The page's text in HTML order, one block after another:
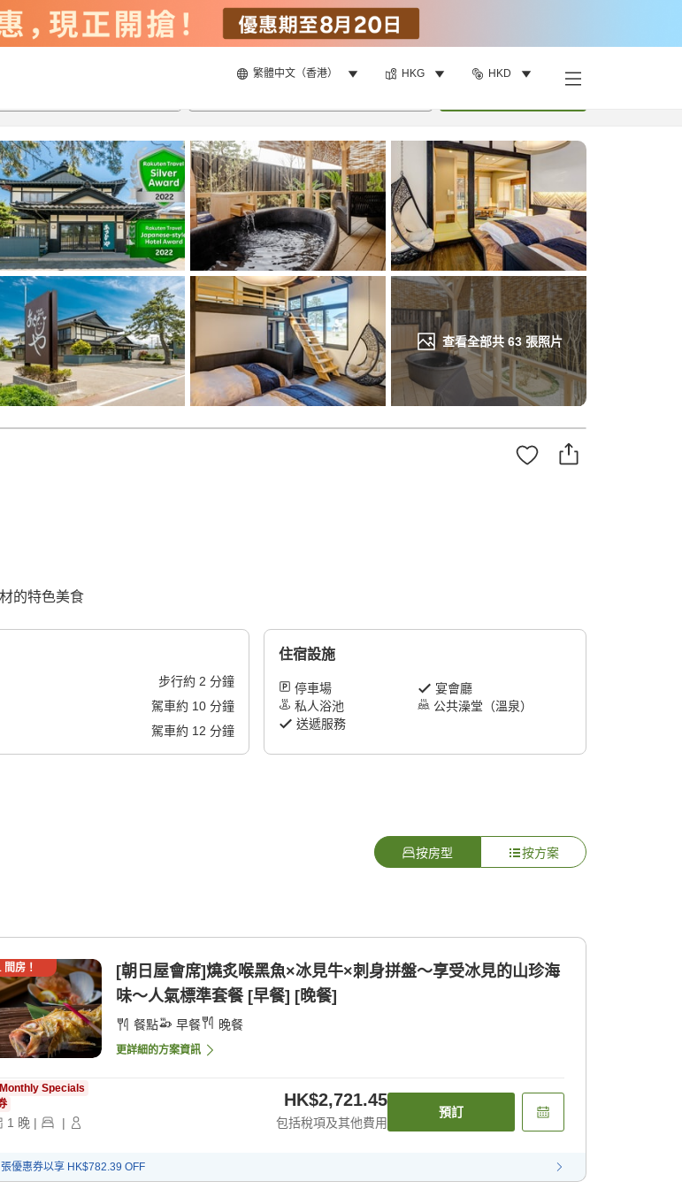
繁體中文（香港） HKG HKD
查看全部共 63張照片
的特色美食
步行約 2 分鐘
駕車約 10分鐘
駕車約 12 分鐘
住宿設施
停車場
宴會廳
私人浴池
公共澡堂（溫泉）
送遞服務
按房型 按方案
間房！
[朝日屋會席]燒炙喉黑魚×冰見牛×刺身拼盤〜享受冰見的山珍海
味〜人氣標準套餐 [早餐] [晚餐]
餐點 早餐 晚餐
更詳細的方案資訊
Specials
1 晚 | |
HK$2,721.45
包括稅項及其他費用
預訂
優惠券以享 HK$782.39 OFF